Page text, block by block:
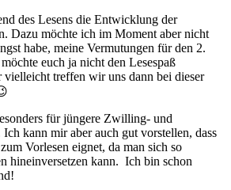
des Lesens die Entwicklung der
Dazu möchte ich im Moment aber nicht
habe, meine Vermutungen für den 2.
euch ja nicht den Lesespaß
treffen wir uns dann bei dieser
für jüngere Zwilling- und
kann mir aber auch gut vorstellen, dass
Vorlesen eignet, da man sich so
hineinversetzen kann. Ich bin schon